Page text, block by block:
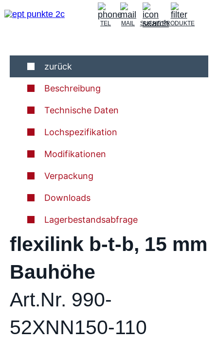
TEL MAIL SUCHEPRODUKTE
zurück
Beschreibung
Technische Daten
Lochspezifikation
Modifikationen
Verpackung
Downloads
Lagerbestandsabfrage
flexilink b-t-b, 15 mm
Bauhöhe
Art.Nr. 990-
52XNN150-110